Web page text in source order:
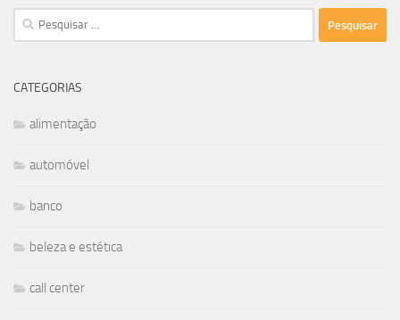
Pesquisar
por:
CATEGORIAS
alimentação
automóvel
banco
beleza e estética
call center